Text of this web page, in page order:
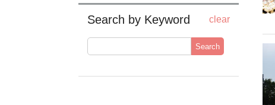
Search by Keyword clear
Search